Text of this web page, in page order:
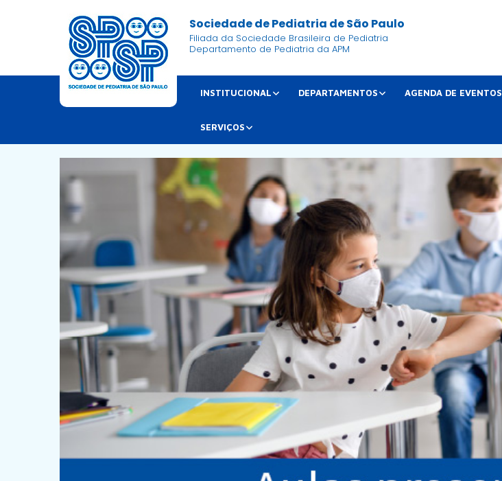
Sociedade de Pediatria de São Paulo
Filiada da Sociedade Brasileira de Pediatria
Departamento de Pediatria da APM
INSTITUCIONAL DEPARTAMENTOS AGENDA DE EVENTOS
SERVIÇOS